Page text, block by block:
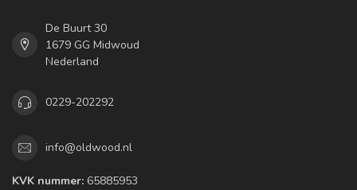
De Buurt 30
1679 GG Midwoud
Nederland
0229-202292
info@oldwood.nl
KVK nummer: 65885953